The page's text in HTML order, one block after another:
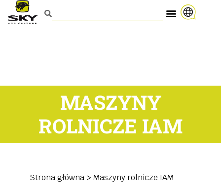
MASZYNY
ROLNICZE IAM
Strona główna > Maszyny rolnicze IAM